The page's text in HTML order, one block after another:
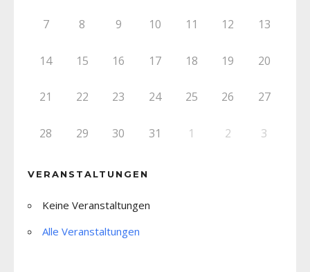
7 8 9 10 11 12 13
14 15 16 17 18 19 20
21 22 23 24 25 26 27
28 29 30 31 1 2 3
VERANSTALTUNGEN
Keine Veranstaltungen
Alle Veranstaltungen